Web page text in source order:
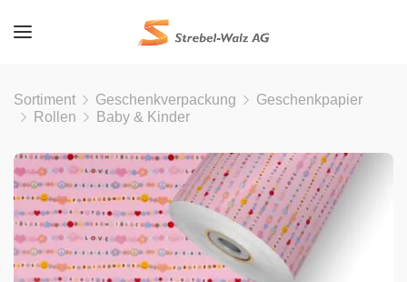
Sortiment Geschenkverpackung
Geschenkpapier
Rollen
Baby & Kinder